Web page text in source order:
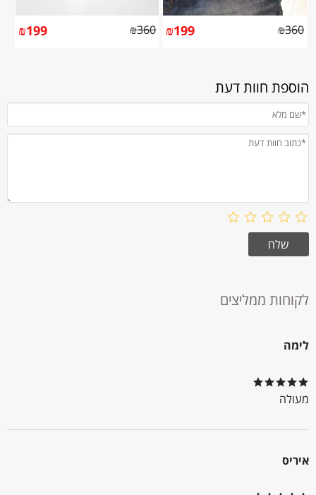
₪360
₪199
₪360
₪199
הוספת חוות דעת
לקוחות ממליצים
לימה
מעולה
איריס